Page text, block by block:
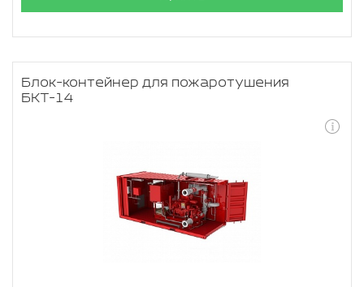
Блок-контейнер для пожаротушения
БКТ-14